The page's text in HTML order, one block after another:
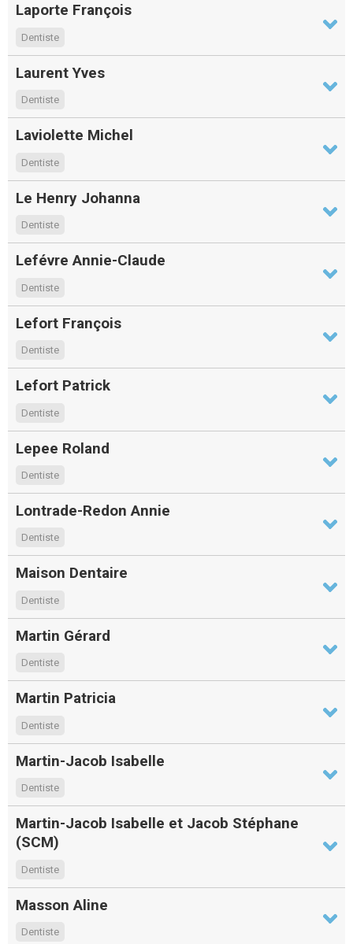
Laporte François
Dentiste
Laurent Yves
Dentiste
Laviolette Michel
Dentiste
Le Henry Johanna
Dentiste
Lefévre Annie-Claude
Dentiste
Lefort François
Dentiste
Lefort Patrick
Dentiste
Lepee Roland
Dentiste
Lontrade-Redon Annie
Dentiste
Maison Dentaire
Dentiste
Martin Gérard
Dentiste
Martin Patricia
Dentiste
Martin-Jacob Isabelle
Dentiste
Martin-Jacob Isabelle et Jacob Stéphane
(SCM)
Dentiste
Masson Aline
Dentiste